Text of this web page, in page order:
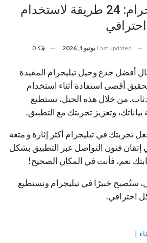
خدع وحيل تيليجرام: 24 طريقة لاستخدام
Last updated يونيو 1, 2026
أفضل خدع وحيل تيليجرام المفيدة
أقصى استفادة أثناء استخدام
من خلال هذه الحيل، تستطيع
وتعزيز تجربتك مع التطبيق.
في تيليجرام أكثر إثارة و متعة
فنون التواصل عبر التطبيق بشكل
نعم، فأنت في المكان الصحيح!
ستُصبح خبيرًا في تيليجرام وتستطيع
احترافي.